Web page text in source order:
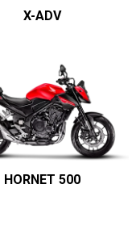
X-ADV
HORNET 500